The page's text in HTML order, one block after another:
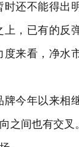
不能得出明
，已有的反
来看，净水
年以来相
之间也有交